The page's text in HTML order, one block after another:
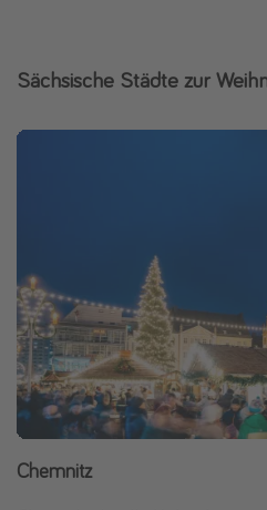
Sächsische Städte zur
Chemnitz